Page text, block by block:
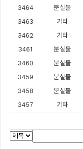
3464
분실물
3463
기타
3462
기타
3461
분실물
3460
분실물
3459
분실물
3458
분실물
3457
기타